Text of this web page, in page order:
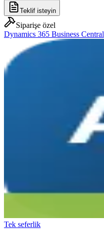
Teklif isteyin
Siparişe özel
Dynamics 365 Business Central
Tek seferlik